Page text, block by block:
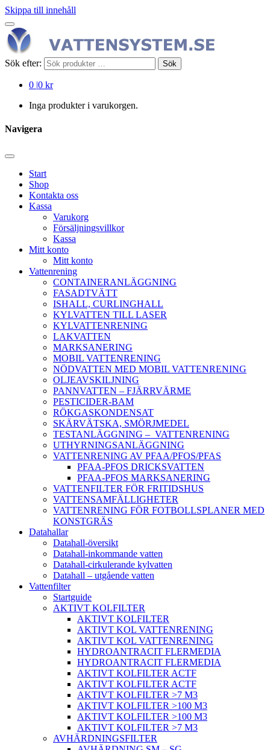
Skippa till innehåll
Sök efter: Sök
0 |0 kr
Inga produkter i varukorgen.
Navigera
Start
Shop
Kontakta oss
Kassa
Varukorg
Försäljningsvillkor
Kassa
Mitt konto
Mitt konto
Vattenrening
CONTAINERANLÄGGNING
FASADTVÄTT
ISHALL, CURLINGHALL
KYLVATTEN TILL LASER
KYLVATTENRENING
LAKVATTEN
MARKSANERING
MOBIL VATTENRENING
NÖDVATTEN MED MOBIL VATTENRENING
OLJEAVSKILJNING
PANNVATTEN – FJÄRRVÄRME
PESTICIDER-BAM
RÖKGASKONDENSAT
SKÄRVÄTSKA, SMÖRJMEDEL
TESTANLÄGGNING – VATTENRENING
UTHYRNINGSANLÄGGNING
VATTENRENING AV PFAA/PFOS/PFAS
PFAA-PFOS DRICKSVATTEN
PFAA-PFOS MARKSANERING
VATTENFILTER FÖR FRITIDSHUS
VATTENSAMFÄLLIGHETER
VATTENRENING FÖR FOTBOLLSPLANER MED
KONSTGRÄS
Datahallar
Datahall-översikt
Datahall-inkommande vatten
Datahall-cirkulerande kylvatten
Datahall – utgående vatten
Vattenfilter
Startguide
AKTIVT KOLFILTER
AKTIVT KOLFILTER
AKTIVT KOL VATTENRENING
AKTIVT KOL VATTENRENING
HYDROANTRACIT FLERMEDIA
HYDROANTRACIT FLERMEDIA
AKTIVT KOLFILTER ACTF
AKTIVT KOLFILTER ACTF
AKTIVT KOLFILTER >7 M3
AKTIVT KOLFILTER >100 M3
AKTIVT KOLFILTER >100 M3
AKTIVT KOLFILTER >7 M3
AVHÄRDNINGSFILTER